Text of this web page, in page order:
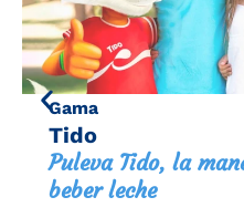
Gama
Tido
Puleva Tido, la
beber leche